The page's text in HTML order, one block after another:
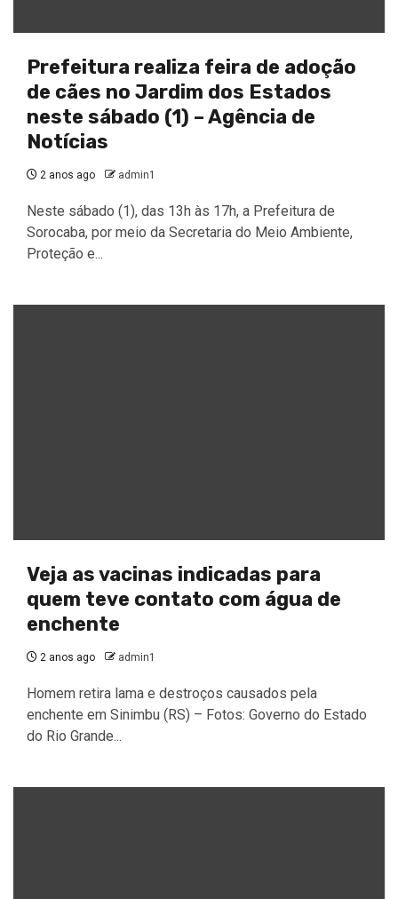
Prefeitura realiza feira de adoção
de cães no Jardim dos Estados
neste sábado (1) – Agência de
Notícias
2 anos ago admin1
Neste sábado (1), das 13h às 17h, a Prefeitura de
Sorocaba, por meio da Secretaria do Meio Ambiente,
Proteção e...
Veja as vacinas indicadas para
quem teve contato com água de
enchente
2 anos ago admin1
Homem retira lama e destroços causados pela
enchente em Sinimbu (RS) – Fotos: Governo do Estado
do Rio Grande...